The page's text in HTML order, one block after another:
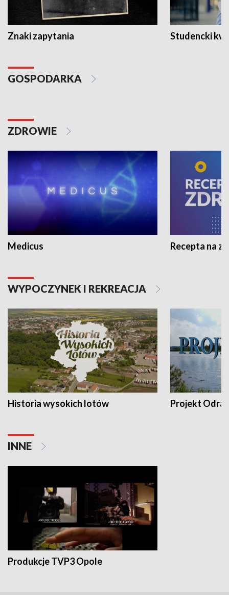
Znaki zapytania Studencki
GOSPODARKA
ZDROWIE
Medicus Recepta na
WYPOCZYNEK I REKREACJA
Historia wysokich lotów Projekt Odra
INNE
Produkcje TVP3 Opole